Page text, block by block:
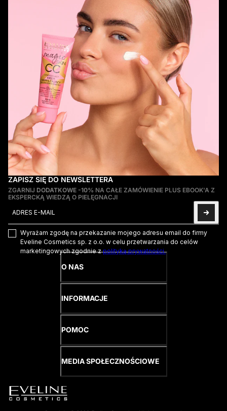
ZAPISZ SIĘ DO NEWSLETTERA
ZGARNIJ DODATKOWE -10% NA CAŁE ZAMÓWIENIE PLUS EBOOK'A Z
EKSPERCKĄ WIEDZĄ O PIELĘGNACJI
Wyrażam zgodę na przekazanie mojego adresu email do firmy
Eveline Cosmetics sp. z o.o. w celu przetwarzania do celów
marketingowych zgodnie zpolityką prywatności.
Ta strona jest chroniona przez hCaptcha i obowiązują na niej
O NAS
INFORMACJE
POMOC
MEDIA SPOŁECZNOŚCIOWE